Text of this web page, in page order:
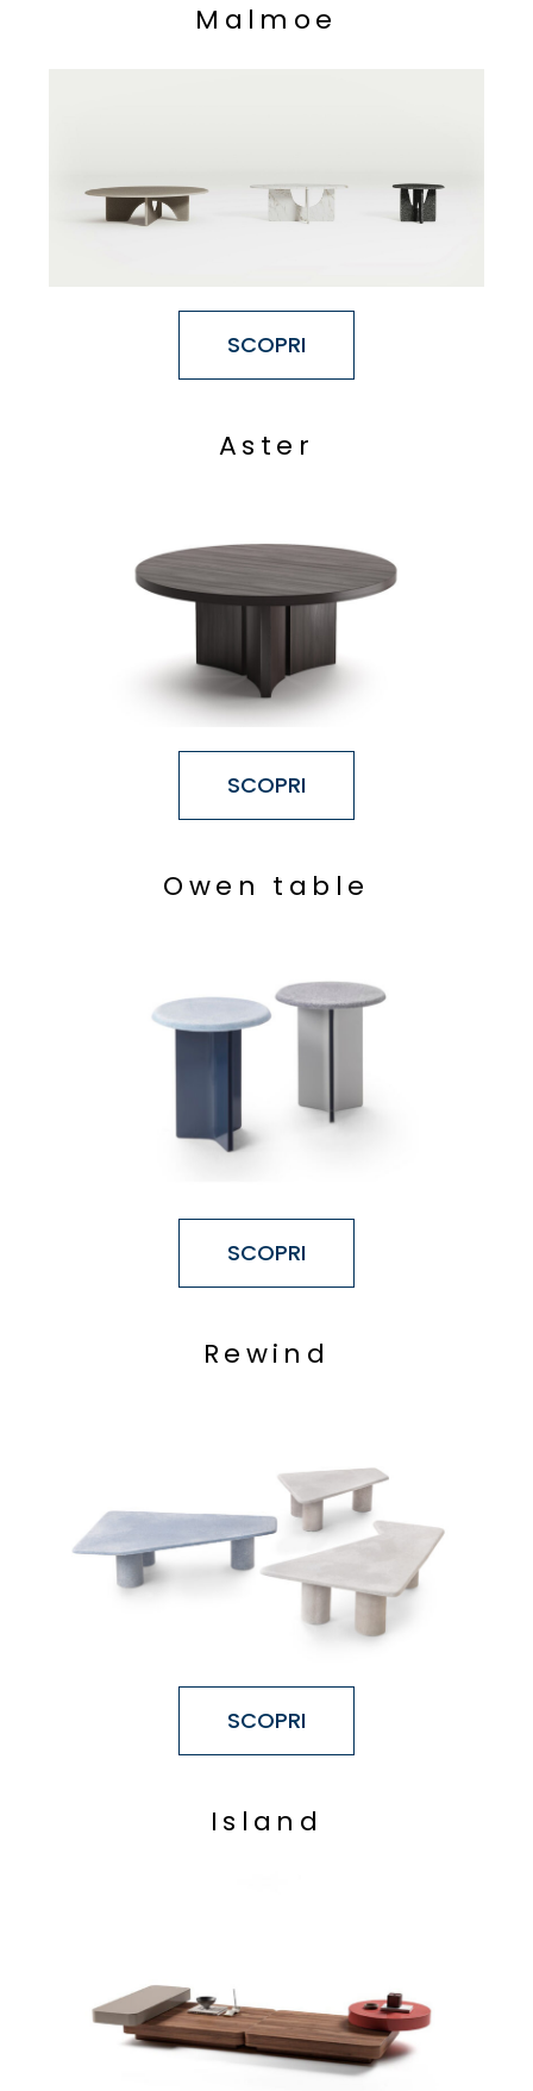
M a l m oe
SCOPRI
As te r
SCOPRI
Owe n t a b l e
SCOPRI
Rewi n d
SCOPRI
I s l a n d